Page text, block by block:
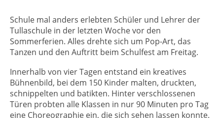
Schule mal anders erlebten Schüler und Lehrer der
Tullaschule in der letzten Woche vor den
Sommerferien. Alles drehte sich um Pop-Art, das
Tanzen und den Auftritt beim Schulfest am Freitag.
Innerhalb von vier Tagen entstand ein kreatives
Bühnenbild, bei dem 150 Kinder malten, druckten,
schnippelten und batikten. Hinter verschlossenen
Türen probten alle Klassen in nur 90 Minuten pro Tag
eine Choreographie ein, die sich sehen lassen konnte.